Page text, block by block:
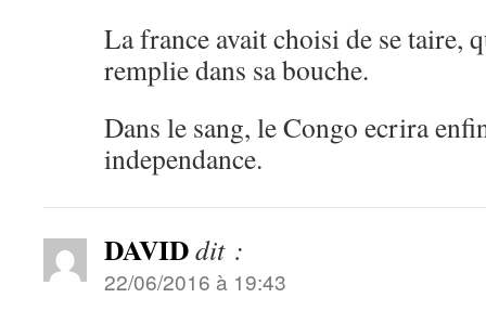
La france avait choisi de se taire,
remplie dans sa bouche.
Dans le sang, le Congo ecrira
independance.
DAVIDdit :
22/06/2016 à 19:43